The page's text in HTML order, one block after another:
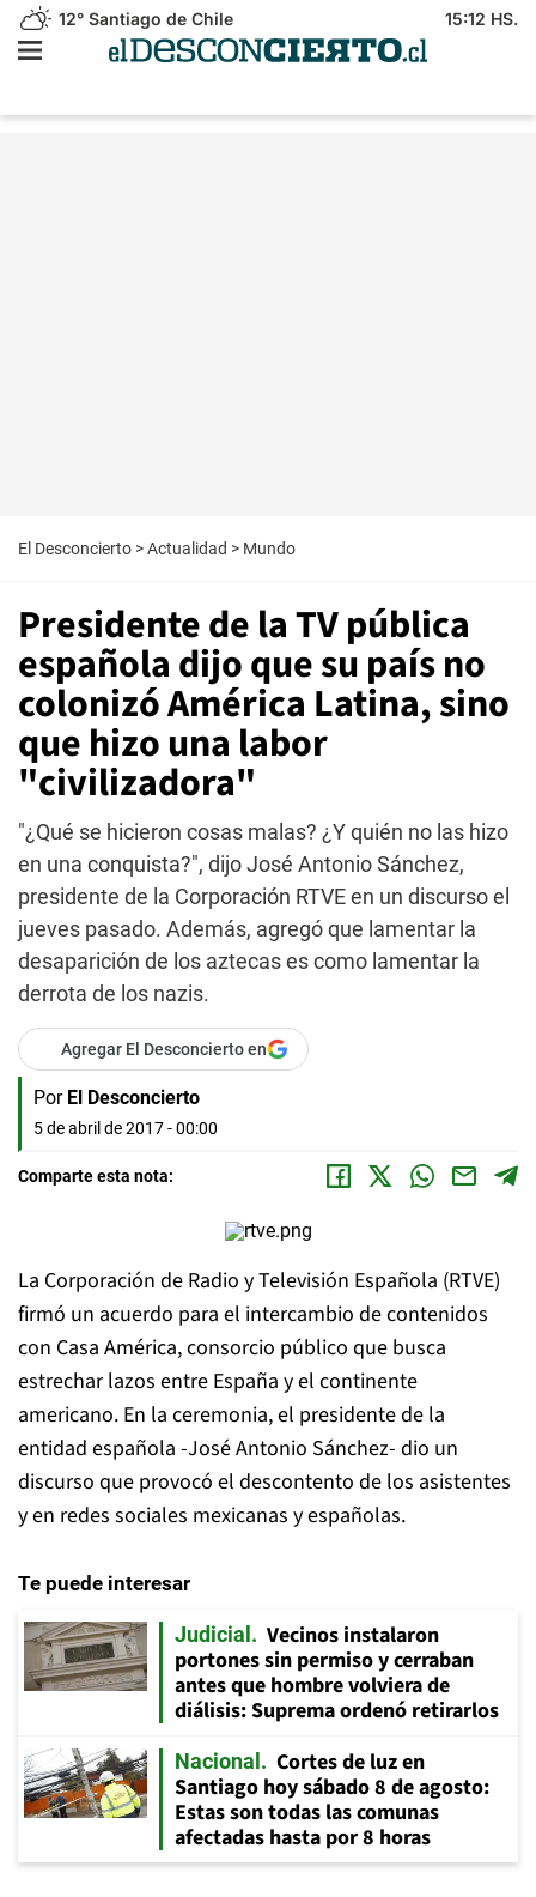
12° Santiago de Chile 15:12 HS.
El Desconcierto >Actualidad > Mundo
Presidente de la TV pública
española dijo que su país no
colonizó América Latina, sino
que hizo una labor
"civilizadora"
"¿Qué se hicieron cosas malas? ¿Y quién no las hizo
en una conquista?", dijo José Antonio Sánchez,
presidente de la Corporación RTVE en un discurso el
jueves pasado. Además, agregó que lamentar la
desaparición de los aztecas es como lamentar la
derrota de los nazis.
Agregar El Desconcierto en
Por El Desconcierto
5 de abril de 2017 - 00:00
Comparte esta nota:
La Corporación de Radio y Televisión Española (RTVE)
firmó un acuerdo para el intercambio de contenidos
con Casa América, consorcio público que busca
estrechar lazos entre España y el continente
americano. En la ceremonia, el presidente de la
entidad española -José Antonio Sánchez- dio un
discurso que provocó el descontento de los asistentes
y en redes sociales mexicanas y españolas.
Te puede interesar
Judicial
Vecinos instalaron
portones sin permiso y cerraban
antes que hombre volviera de
diálisis: Suprema ordenó retirarlos
Nacional
Cortes de luz en
Santiago hoy sábado 8 de agosto:
Estas son todas las comunas
afectadas hasta por 8 horas